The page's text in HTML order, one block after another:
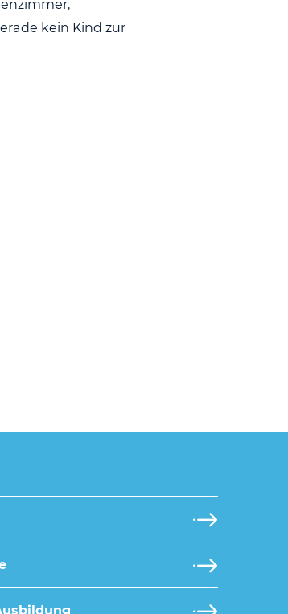
kein Kind zur